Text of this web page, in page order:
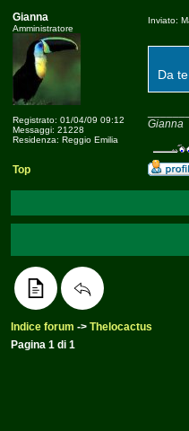
Gianna
Amministratore
Registrato: 01/04/09 09:12
Messaggi: 21228
Residenza: Reggio Emilia
Inviato:
Da
Gianna
Top
Indice forum -> Thelocactus
Pagina 1 di 1